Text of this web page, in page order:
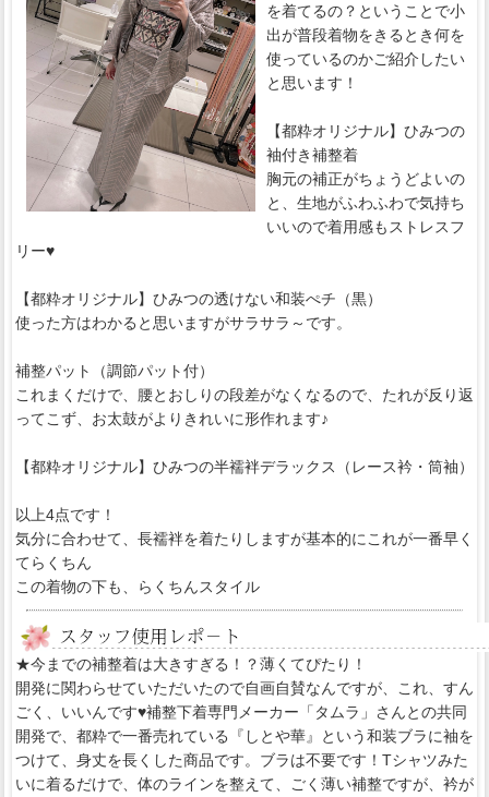
を着てるの？ということで小
出が普段着物をきるとき何を
使っているのかご紹介したい
と思います！
【都粋オリジナル】ひみつの
袖付き補整着
胸元の補正がちょうどよいの
と、生地がふわふわで気持ち
いいので着用感もストレスフ
リー♥
【都粋オリジナル】ひみつの透けない和装ぺチ（黒）
使った方はわかると思いますがサラサラ～です。
補整パット（調節パット付）
これまくだけで、腰とおしりの段差がなくなるので、たれが反り返
ってこず、お太鼓がよりきれいに形作れます♪
【都粋オリジナル】ひみつの半襦袢デラックス（レース衿・筒袖）
以上4点です！
気分に合わせて、長襦袢を着たりしますが基本的にこれが一番早く
てらくちん
この着物の下も、らくちんスタイル
★今までの補整着は大きすぎる！？薄くてぴたり！
開発に関わらせていただいたので自画自賛なんですが、これ、すん
ごく、いいんです♥補整下着専門メーカー「タムラ」さんとの共同
開発で、都粋で一番売れている『しとや華』という和装ブラに袖を
つけて、身丈を長くした商品です。ブラは不要です！Tシャツみた
いに着るだけで、体のラインを整えて、ごく薄い補整ですが、衿が